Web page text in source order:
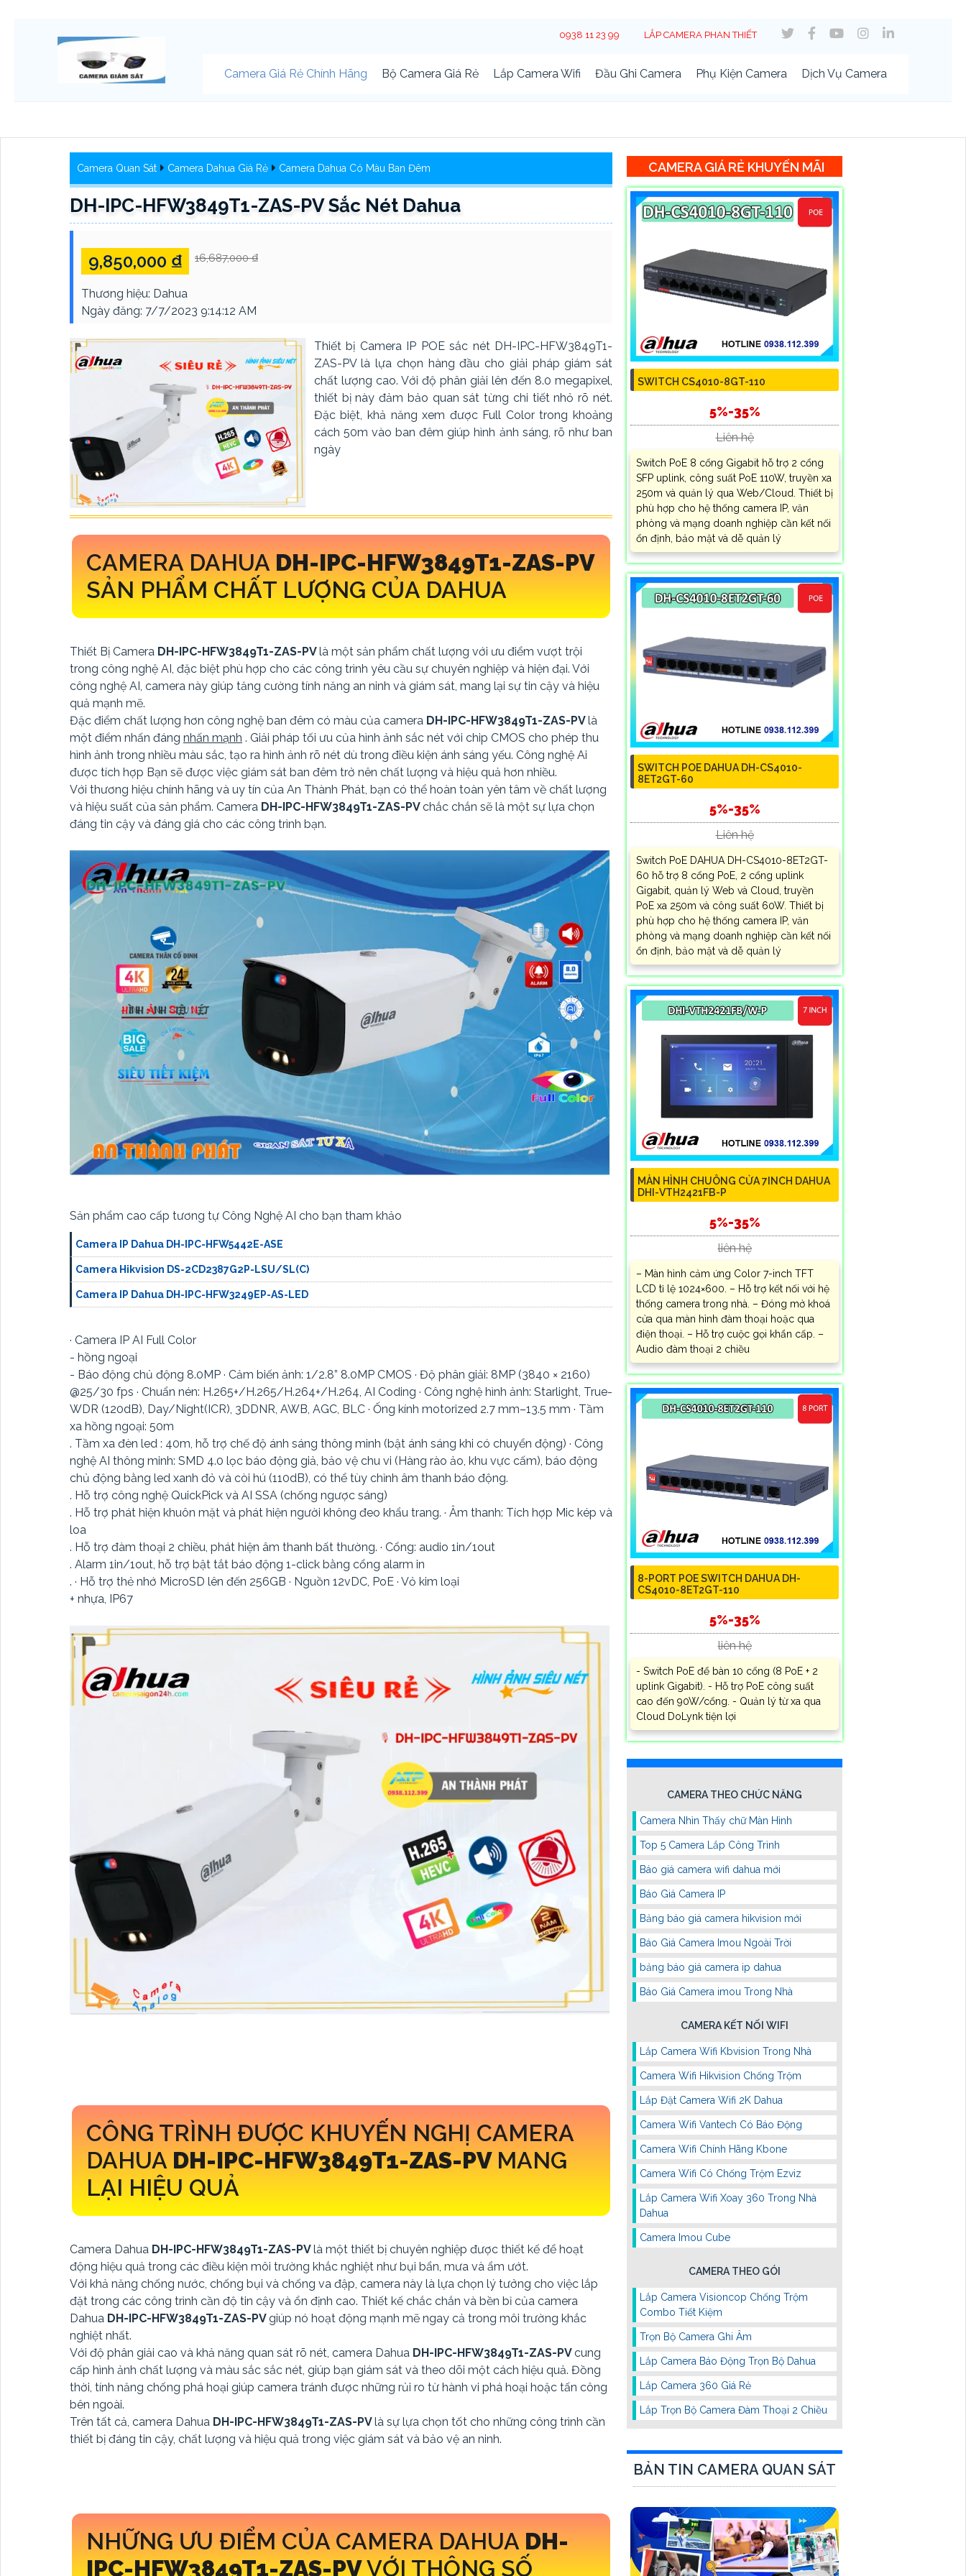
0938 11 23 99 LẮP CAMERA PHAN THIẾT
Camera Giá Rẻ Chính Hãng Bộ Camera Giá Rẻ Lắp Camera Wifi Đầu Ghi Camera Phụ Kiện Camera Dịch Vụ Camera
Camera Quan Sát Camera Dahua Giá Rẻ Camera Dahua Có Màu Ban Đêm
DH-IPC-HFW3849T1-ZAS-PV Sắc Nét Dahua
9,850,000 ₫ 16,687,000 ₫
Thương hiệu: Dahua
Ngày đăng: 7/7/2023 9:14:12 AM
Thiết bị Camera IP POE sắc nét DH-IPC-HFW3849T1-
ZAS-PV là lựa chọn hàng đầu cho giải pháp giám sát
chất lượng cao. Với độ phân giải lên đến 8.0 megapixel,
thiết bị này đảm bảo quan sát từng chi tiết nhỏ rõ nét.
Đặc biệt, khả năng xem được Full Color trong khoảng
cách 50m vào ban đêm giúp hình ảnh sáng, rõ như ban
ngày
CAMERA DAHUA DH-IPC-HFW3849T1-ZAS-PV
SẢN PHẨM CHẤT LƯỢNG CỦA DAHUA
Thiết Bị Camera DH-IPC-HFW3849T1-ZAS-PVlà một sản phẩm chất lượng với ưu điểm vượt trội
trong công nghệ AI, đặc biệt phù hợp cho các công trình yêu cầu sự chuyên nghiệp và hiện đại. Với
công nghệ AI, camera này giúp tăng cường tính năng an ninh và giám sát, mang lại sự tin cậy và hiệu
quả mạnh mẽ.
Đặc điểm chất lượng hơn công nghệ ban đêm có màu của camera DH-IPC-HFW3849T1-ZAS-PVlà
một điểm nhấn đáng nhấn mạnh . Giải pháp tối ưu của hình ảnh sắc nét với chip CMOS cho phép thu
hình ảnh trong nhiều màu sắc, tạo ra hình ảnh rõ nét dù trong điều kiện ánh sáng yếu. Công nghệ Ai
được tích hợp Bạn sẽ được việc giám sát ban đêm trở nên chất lượng và hiệu quả hơn nhiều.
Với thương hiệu chính hãng và uy tín của An Thành Phát, bạn có thể hoàn toàn yên tâm về chất lượng
và hiệu suất của sản phẩm. Camera DH-IPC-HFW3849T1-ZAS-PVchắc chắn sẽ là một sự lựa chọn
đáng tin cậy và đáng giá cho các công trình bạn.
Sản phẩm cao cấp tương tự Công Nghệ AI cho bạn tham khảo
Camera IP Dahua DH-IPC-HFW5442E-ASE
Camera Hikvision DS-2CD2387G2P-LSU/SL(C)
Camera IP Dahua DH-IPC-HFW3249EP-AS-LED
· Camera IP AI Full Color
- hồng ngoại
- Báo động chủ động 8.0MP · Cảm biến ảnh: 1/2.8” 8.0MP CMOS · Độ phân giải: 8MP (3840 × 2160)
@25/30 fps · Chuẩn nén: H.265+/H.265/H.264+/H.264, AI Coding · Công nghệ hình ảnh: Starlight, True-
WDR (120dB), Day/Night(ICR), 3DDNR, AWB, AGC, BLC · Ống kính motorized 2.7 mm–13.5 mm · Tầm
xa hồng ngoại: 50m
. Tầm xa đèn led : 40m, hỗ trợ chế độ ánh sáng thông minh (bật ánh sáng khi có chuyển động) · Công
nghệ AI thông minh: SMD 4.0 lọc báo động giả, bảo vệ chu vi (Hàng rào ảo, khu vực cấm), báo động
chủ động bằng led xanh đỏ và còi hú (110dB), có thể tùy chỉnh âm thanh báo động.
. Hỗ trợ công nghệ QuickPick và AI SSA (chống ngược sáng)
. Hỗ trợ phát hiện khuôn mặt và phát hiện người không đeo khẩu trang. · Âm thanh: Tích hợp Mic kép và
loa
. Hỗ trợ đàm thoại 2 chiều, phát hiện âm thanh bất thường. · Cổng: audio 1in/1out
. Alarm 1in/1out, hỗ trợ bật tắt báo động 1-click bằng cổng alarm in
. · Hỗ trợ thẻ nhớ MicroSD lên đến 256GB · Nguồn 12vDC, PoE · Vỏ kim loại
+ nhựa, IP67
CÔNG TRÌNH ĐƯỢC KHUYẾN NGHỊ CAMERA
DAHUA DH-IPC-HFW3849T1-ZAS-PV MANG
LẠI HIỆU QUẢ
Camera Dahua DH-IPC-HFW3849T1-ZAS-PVlà một thiết bị chuyên nghiệp được thiết kế để hoạt
động hiệu quả trong các điều kiện môi trường khắc nghiệt như bụi bẩn, mưa và ẩm ướt.
Với khả năng chống nước, chống bụi và chống va đập, camera này là lựa chọn lý tưởng cho việc lắp
đặt trong các công trình cần độ tin cậy và ổn định cao. Thiết kế chắc chắn và bền bỉ của camera
Dahua DH-IPC-HFW3849T1-ZAS-PVgiúp nó hoạt động mạnh mẽ ngay cả trong môi trường khắc
nghiệt nhất.
Với độ phân giải cao và khả năng quan sát rõ nét, camera Dahua DH-IPC-HFW3849T1-ZAS-PVcung
cấp hình ảnh chất lượng và màu sắc sắc nét, giúp bạn giám sát và theo dõi một cách hiệu quả. Đồng
thời, tính năng chống phá hoại giúp camera tránh được những rủi ro từ hành vi phá hoại hoặc tấn công
bên ngoài.
Trên tất cả, camera Dahua DH-IPC-HFW3849T1-ZAS-PVlà sự lựa chọn tốt cho những công trình cần
thiết bị đáng tin cậy, chất lượng và hiệu quả trong việc giám sát và bảo vệ an ninh.
NHỮNG ƯU ĐIỂM CỦA CAMERA DAHUA DH-
IPC-HFW3849T1-ZAS-PVVỚI THÔNG SỐ
CAMERA GIÁ RẺ KHUYẾN MÃI
SWITCH CS4010-8GT-110
5%-35%
Liên hệ
Switch PoE 8 cổng Gigabit hỗ trợ 2 cổng
SFP uplink, công suất PoE 110W, truyền xa
250m và quản lý qua Web/Cloud. Thiết bị
phù hợp cho hệ thống camera IP, văn
phòng và mạng doanh nghiệp cần kết nối
ổn định, bảo mật và dễ quản lý
SWITCH POE DAHUA DH-CS4010-
8ET2GT-60
5%-35%
Liên hệ
Switch PoE DAHUA DH-CS4010-8ET2GT-
60 hỗ trợ 8 cổng PoE, 2 cổng uplink
Gigabit, quản lý Web và Cloud, truyền
PoE xa 250m và công suất 60W. Thiết bị
phù hợp cho hệ thống camera IP, văn
phòng và mạng doanh nghiệp cần kết nối
ổn định, bảo mật và dễ quản lý
MÀN HÌNH CHUÔNG CỬA 7INCH DAHUA
DHI-VTH2421FB-P
5%-35%
liên hệ
– Màn hình cảm ứng Color 7-inch TFT
LCD tỉ lệ 1024×600. – Hỗ trợ kết nối với hệ
thống camera trong nhà. – Đóng mở khoá
cửa qua màn hình đàm thoại hoặc qua
điện thoại. – Hỗ trợ cuộc gọi khẩn cấp. –
Audio đàm thoại 2 chiều
8-PORT POE SWITCH DAHUA DH-
CS4010-8ET2GT-110
5%-35%
liên hệ
- Switch PoE để bàn 10 cổng (8 PoE + 2
uplink Gigabit). - Hỗ trợ PoE công suất
cao đến 90W/cổng. - Quản lý từ xa qua
Cloud DoLynk tiện lợi
CAMERA THEO CHỨC NĂNG
Camera Nhìn Thấy chữ Màn Hình
Top 5 Camera Lắp Công Trình
Báo giá camera wifi dahua mới
Báo Giá Camera IP
Bảng báo giá camera hikvision mới
Báo Giá Camera Imou Ngoài Trời
bảng báo giá camera ip dahua
Báo Giá Camera imou Trong Nhà
CAMERA KẾT NỐI WIFI
Lắp Camera Wifi Kbvision Trong Nhà
Camera Wifi Hikvision Chống Trộm
Lắp Đặt Camera Wifi 2K Dahua
Camera Wifi Vantech Có Báo Động
Camera Wifi Chính Hãng Kbone
Camera Wifi Có Chống Trộm Ezviz
Lắp Camera Wifi Xoay 360 Trong Nhà
Dahua
Camera Imou Cube
CAMERA THEO GÓI
Lắp Camera Visioncop Chống Trộm
Combo Tiết Kiệm
Trọn Bộ Camera Ghi Âm
Lắp Camera Báo Động Trọn Bộ Dahua
Lắp Camera 360 Giá Rẻ
Lắp Trọn Bộ Camera Đàm Thoại 2 Chiều
BẢN TIN CAMERA QUAN SÁT